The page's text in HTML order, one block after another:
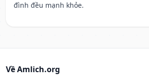
đình đều mạnh khỏe.
Về Amlich.org